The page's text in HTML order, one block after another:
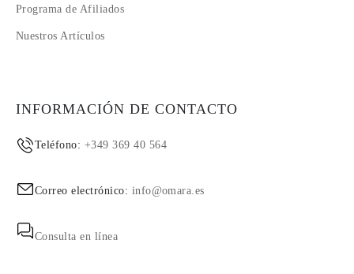
Programa de Afiliados
Nuestros Artículos
INFORMACIÓN DE CONTACTO
Teléfono: +349 369 40 564
Correo electrónico: info@omara.es
Consulta en línea